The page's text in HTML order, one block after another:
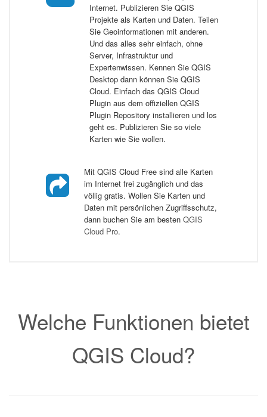
Internet. Publizieren Sie QGIS
Projekte als Karten und Daten. Teilen
Sie Geoinformationen mit anderen.
Und das alles sehr einfach, ohne
Server, Infrastruktur und
Expertenwissen. Kennen Sie QGIS
Desktop dann können Sie QGIS
Cloud. Einfach das QGIS Cloud
Plugin aus dem offiziellen QGIS
Plugin Repository installieren und los
geht es. Publizieren Sie so viele
Karten wie Sie wollen.
Mit QGIS Cloud Free sind alle Karten
im Internet frei zugänglich und das
völlig gratis. Wollen Sie Karten und
Daten mit persönlichen Zugriffsschutz,
dann buchen Sie am besten QGIS
Cloud Pro.
Welche Funktionen bietet
QGIS Cloud?